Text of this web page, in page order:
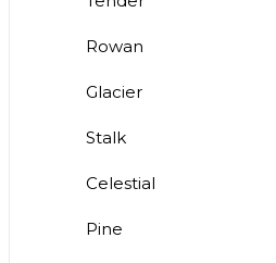
Rowan
Glacier
Stalk
Celestial
Pine